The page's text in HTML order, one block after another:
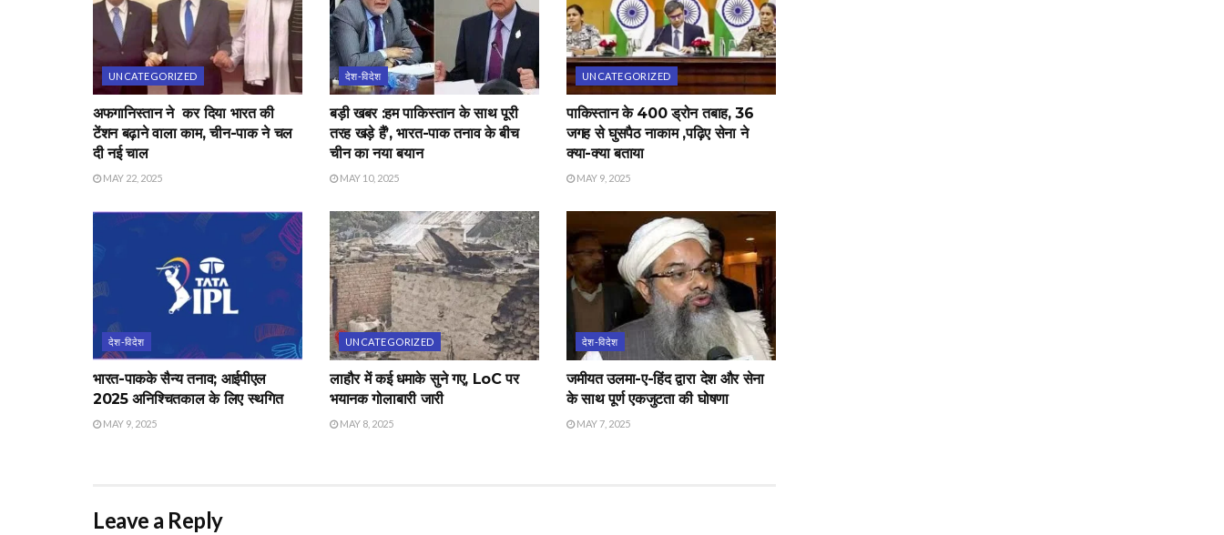
UNCATEGORIZED
अफगानिस्तान ने कर दिया भारत की
टेंशन बढ़ाने वाला काम, चीन-पाक ने चल
दी नई चाल
MAY 22, 2025
देश-विदेश
बड़ी खबर :हम पाकिस्तान के साथ पूरी
तरह खड़े हैं’, भारत-पाक तनाव के बीच
चीन का नया बयान
MAY 10, 2025
UNCATEGORIZED
पाकिस्तान के 400 ड्रोन तबाह, 36
जगह से घुसपैठ नाकाम ,पढ़िए सेना ने
क्या-क्या बताया
MAY 9, 2025
देश-विदेश
भारत-पाक‌के सैन्य तनाव; आईपीएल
2025 अनिश्चितकाल के लिए स्थगित
MAY 9, 2025
UNCATEGORIZED
लाहौर में कई धमाके सुने गए, LoC पर
भयानक गोलाबारी जारी
MAY 8, 2025
देश-विदेश
जमीयत उलमा-ए-हिंद द्वारा देश और सेना
के साथ पूर्ण एकजुटता की घोषणा
MAY 7, 2025
Leave a Reply